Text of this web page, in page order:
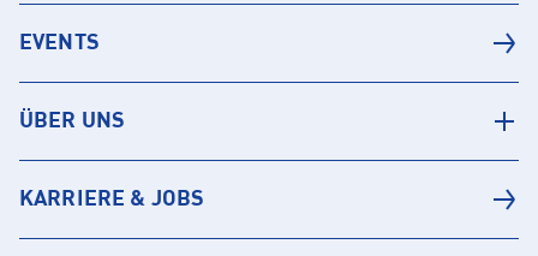
EVENTS
ÜBER UNS
KARRIERE & JOBS